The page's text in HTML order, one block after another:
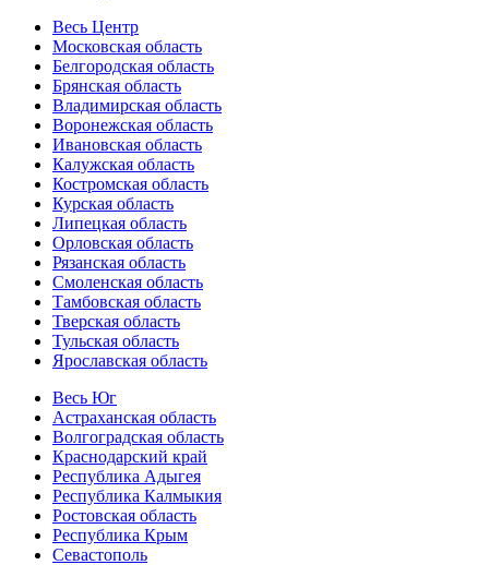
Весь Центр
Московская область
Белгородская область
Брянская область
Владимирская область
Воронежская область
Ивановская область
Калужская область
Костромская область
Курская область
Липецкая область
Орловская область
Рязанская область
Смоленская область
Тамбовская область
Тверская область
Тульская область
Ярославская область
Весь Юг
Астраханская область
Волгоградская область
Краснодарский край
Республика Адыгея
Республика Калмыкия
Ростовская область
Республика Крым
Севастополь